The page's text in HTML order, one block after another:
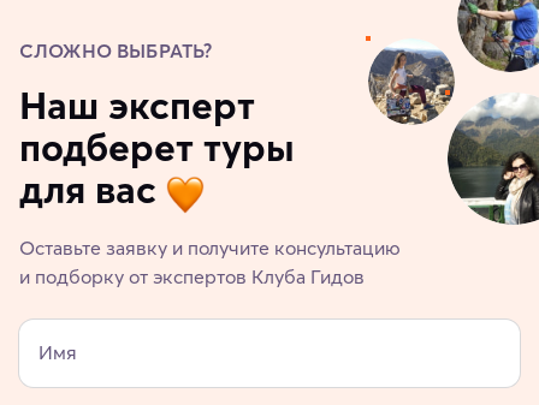
СЛОЖНО ВЫБРАТЬ?
Наш эксперт
подберет туры
для вас
Оставьте заявку и получите консультацию
и подборку от экспертов Клуба Гидов
Имя